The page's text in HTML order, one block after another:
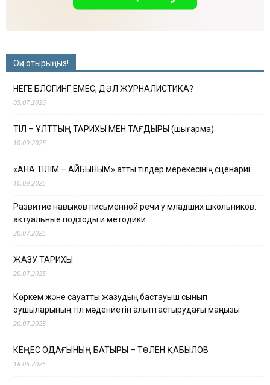
Оқи отырыңыз!
НЕГЕ БЛОГИНГ ЕМЕС, ДӘЛ ЖУРНАЛИСТИКА?
05.07.2026
ТІЛ – ҰЛТТЫҢ ТАРИХЫ МЕН ТАҒДЫРЫ (шығарма)
10.09.2025
«АНА ТІЛІМ – АЙБЫНЫМ» атты тілдер мерекесінің сценариі
10.09.2025
Развитие навыков письменной речи у младших школьников:
актуальные подходы и методики
20.07.2025
ЖАЗУ ТАРИХЫ
20.07.2025
Көркем және сауатты жазудың бастауыш сынып
оқушыларының тіл мәдениетін қалыптастырудағы маңызы
20.07.2025
КЕҢЕС ОДАҒЫНЫҢ БАТЫРЫ – ТӨЛЕН ҚАБЫЛОВ
18.05.2025